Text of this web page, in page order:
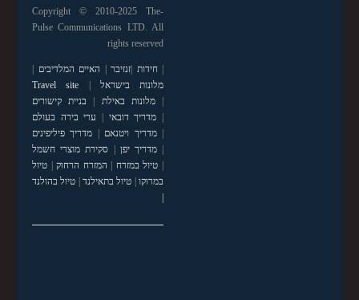
Copyright © 2010-2025 The-
Pulse Communications LTD. All
rights reserved
|חידות |זנזיבר | האיים המלדיבים |
מלונות בישראל |
Travel site
|מלונות באילת | בניית קישורים
| מדריך דובאי | ערי בירה בעולם
|מדריך ויטנאם | מדריך פיליפינים
|מדריך יפן | סקירת מוצרי חשמל
| טיול במזרח | המזרח הרחוק| טיול
במרוקו| טיול בתאילנד| טיול בהולנד
|